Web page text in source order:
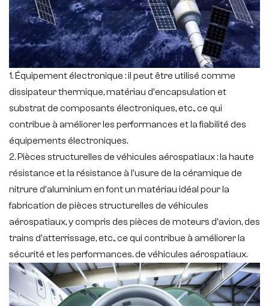
1. Équipement électronique : il peut être utilisé comme
dissipateur thermique, matériau d'encapsulation et
substrat de composants électroniques, etc., ce qui
contribue à améliorer les performances et la fiabilité des
équipements électroniques.
2. Pièces structurelles de véhicules aérospatiaux : la haute
résistance et la résistance à l'usure de la céramique de
nitrure d'aluminium en font un matériau idéal pour la
fabrication de pièces structurelles de véhicules
aérospatiaux, y compris des pièces de moteurs d'avion, des
trains d'atterrissage, etc., ce qui contribue à améliorer la
sécurité et les performances. de véhicules aérospatiaux.